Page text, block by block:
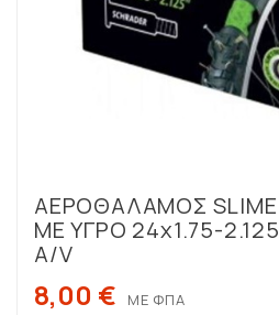
ΑΕΡΟΘΑΛΑΜΟΣ SLIME
ΜΕ ΥΓΡΟ 24x1.75-2.125
A/V
8,00 € ΜΕ ΦΠΑ